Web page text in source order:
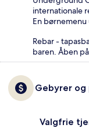
internationale
En
Rebar -
baren. Åben
Gebyrer og
Valgfrie